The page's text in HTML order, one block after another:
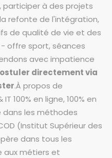
participer à des projets
refonte de l'intégration,
de qualité de vie et des
offre sport, séances
avec impatience
directement via
.À propos de
100% en ligne, 100% en
dans les méthodes
(Institut Supérieur des
dans tous les
aux métiers et